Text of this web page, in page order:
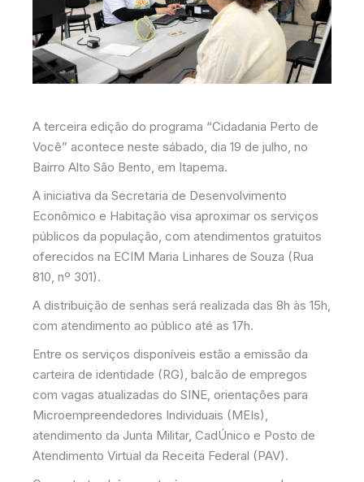
A terceira edição do programa “Cidadania Perto de
Você” acontece neste sábado, dia 19 de julho, no
Bairro Alto São Bento, em Itapema.
A iniciativa da Secretaria de Desenvolvimento
Econômico e Habitação visa aproximar os serviços
públicos da população, com atendimentos gratuitos
oferecidos na ECIM Maria Linhares de Souza (Rua
810, nº 301).
A distribuição de senhas será realizada das 8h às 15h,
com atendimento ao público até as 17h.
Entre os serviços disponíveis estão a emissão da
carteira de identidade (RG), balcão de empregos
com vagas atualizadas do SINE, orientações para
Microempreendedores Individuais (MEIs),
atendimento da Junta Militar, CadÚnico e Posto de
Atendimento Virtual da Receita Federal (PAV).